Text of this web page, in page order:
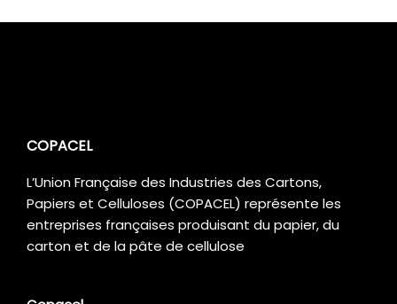
COPACEL
L’Union Française des Industries des Cartons,
Papiers et Celluloses (COPACEL) représente les
entreprises françaises produisant du papier, du
carton et de la pâte de cellulose